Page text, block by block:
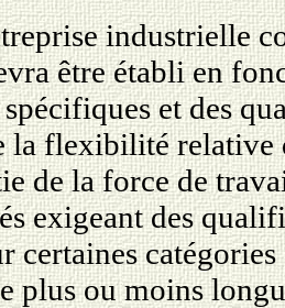
industrielle
être établi en
et des
la flexibilité relative
de la force de
exigeant des
certaines
plus ou moins